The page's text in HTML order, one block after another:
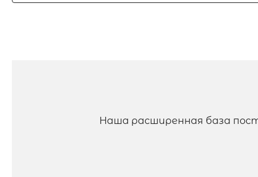
Наша расширенная база